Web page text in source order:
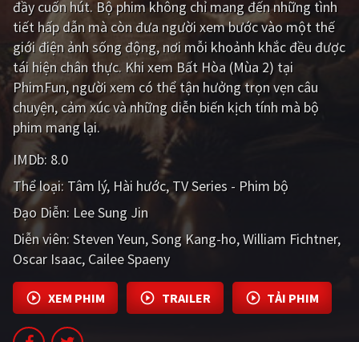
Viễn Tây Tiểu sử
GameShow DramaTV
QUỐC GIA
Âu - Mỹ
Hàn Quốc
Ấn Độ
Tổng hợp
CẬP NHẬT
PHIM MỚI
đầy cuốn hút. Bộ phim không chỉ mang đến những tình
tiết hấp dẫn mà còn đưa người xem bước vào một thế
giới điện ảnh sống động, nơi mỗi khoảnh khắc đều được
tái hiện chân thực. Khi xem Bất Hòa (Mùa 2) tại
PhimFun, người xem có thể tận hưởng trọn vẹn câu
chuyện, cảm xúc và những diễn biến kịch tính mà bộ
phim mang lại.
IMDb: 8.0
Thể loại: Tâm lý Hài hước TV Series - Phim bộ
Đạo Diễn: Lee Sung Jin
Diễn viên: Steven Yeun Song Kang-ho William Fichtner
Oscar Isaac Cailee Spaeny
XEM PHIM TRAILER TẢI PHIM